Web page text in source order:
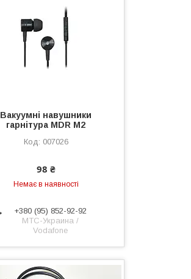
Вакуумні навушники
гарнітура MDR M2
007026
98 ₴
Немає в наявності
+380 (95) 852-92-92
МТС-Украина /
Vodafone